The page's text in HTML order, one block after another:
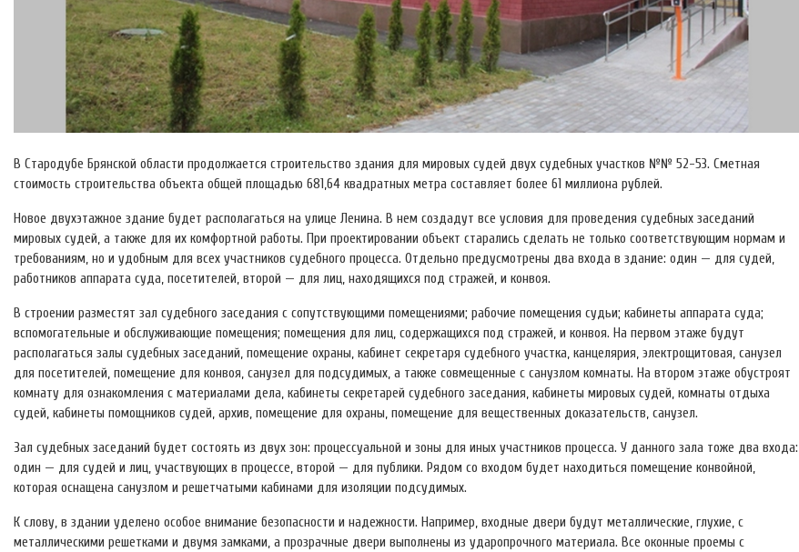
В Стародубе Брянской области продолжается строительство здания для мировых судей двух судебных участков №№ 52-53. Сметная
стоимость строительства объекта общей площадью 681,64 квадратных метра составляет более 61 миллиона рублей.
Новое двухэтажное здание будет располагаться на улице Ленина. В нем создадут все условия для проведения судебных заседаний
мировых судей, а также для их комфортной работы. При проектировании объект старались сделать не только соответствующим нормам и
требованиям, но и удобным для всех участников судебного процесса. Отдельно предусмотрены два входа в здание: один — для судей,
работников аппарата суда, посетителей, второй — для лиц, находящихся под стражей, и конвоя.
В строении разместят зал судебного заседания с сопутствующими помещениями; рабочие помещения судьи; кабинеты аппарата суда;
вспомогательные и обслуживающие помещения; помещения для лиц, содержащихся под стражей, и конвоя. На первом этаже будут
располагаться залы судебных заседаний, помещение охраны, кабинет секретаря судебного участка, канцелярия, электрощитовая, санузел
для посетителей, помещение для конвоя, санузел для подсудимых, а также совмещенные с санузлом комнаты. На втором этаже обустроят
комнату для ознакомления с материалами дела, кабинеты секретарей судебного заседания, кабинеты мировых судей, комнаты отдыха
судей, кабинеты помощников судей, архив, помещение для охраны, помещение для вещественных доказательств, санузел.
Зал судебных заседаний будет состоять из двух зон: процессуальной и зоны для иных участников процесса. У данного зала тоже два входа:
один — для судей и лиц, участвующих в процессе, второй — для публики. Рядом со входом будет находиться помещение конвойной,
которая оснащена санузлом и решетчатыми кабинами для изоляции подсудимых.
К слову, в здании уделено особое внимание безопасности и надежности. Например, входные двери будут металлические, глухие, с
металлическими решетками и двумя замками, а прозрачные двери выполнены из ударопрочного материала. Все оконные проемы с